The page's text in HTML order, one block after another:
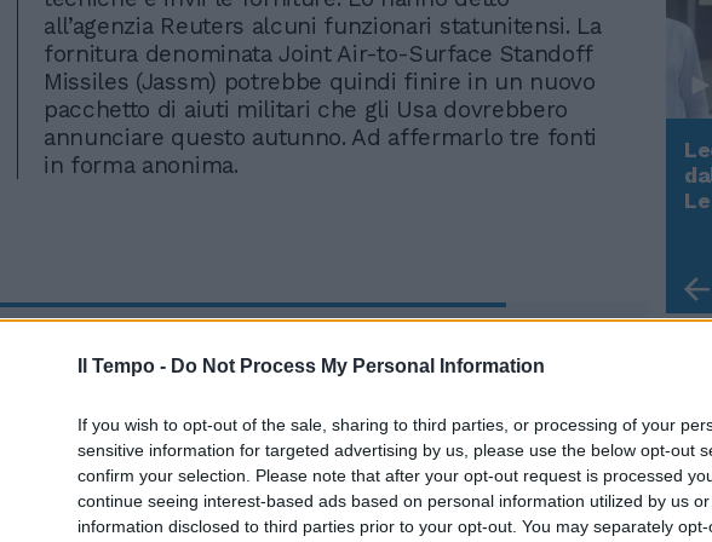
Il Tempo - Do Not Process My Personal Information
If you wish to opt-out of the sale, sharing to third parties, or processing of your
sensitive information for targeted advertising by us, please use the below opt-out
confirm your selection. Please note that after your opt-out request is processed
continue seeing interest-based ads based on personal information utilized by us
information disclosed to third parties prior to your opt-out. You may separately
all’agenzia Reuters alcuni funzionari statunitensi. La
fornitura denominata Joint Air-to-Surface Standoff
Missiles (Jassm) potrebbe quindi finire in un nuovo
pacchetto di aiuti militari che gli Usa dovrebbero
annunciare questo autunno. Ad affermarlo tre fonti
in forma anonima.
vecchi conflitti". Von der